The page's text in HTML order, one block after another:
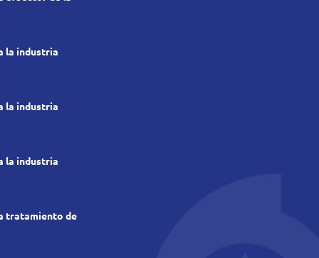
la industria
la industria
la industria
tratamiento de